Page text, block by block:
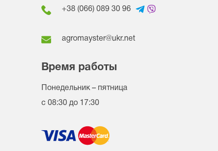
+38 (066) 089 30 96
agromayster@ukr.net
Время работы
Понедельник – пятница
с 08:30 до 17:30